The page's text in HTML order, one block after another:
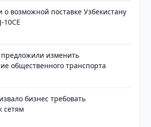
возможной поставке Узбекистану
10CE
предложили изменить
общественного транспорта
бизнес требовать
сетям